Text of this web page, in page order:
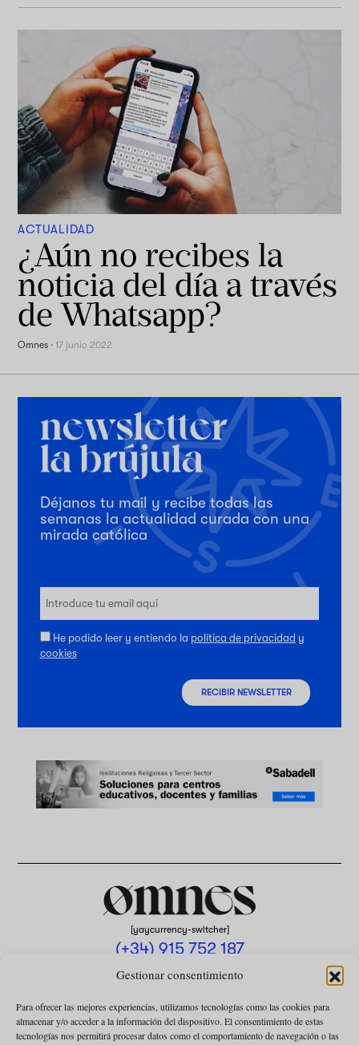
Gestionar consentimiento
Para ofrecer las mejores experiencias, utilizamos tecnologías como las cookies para
almacenar y/o acceder a la información del dispositivo. El consentimiento de estas
tecnologías nos permitirá procesar datos como el comportamiento de navegación o las
ACTUALIDAD
¿Aún no recibes la
noticia del día a través
de Whatsapp?
Omnes ·17 junio 2022
Déjanos tu mail y recibe todas las
semanas la actualidad curada con una
mirada católica
He podido leer y entiendo la política de privacidad y
cookies
RECIBIR NEWSLETTER
[yaycurrency-switcher]
(+34) 915 752 187
omnes@omnesmag.com